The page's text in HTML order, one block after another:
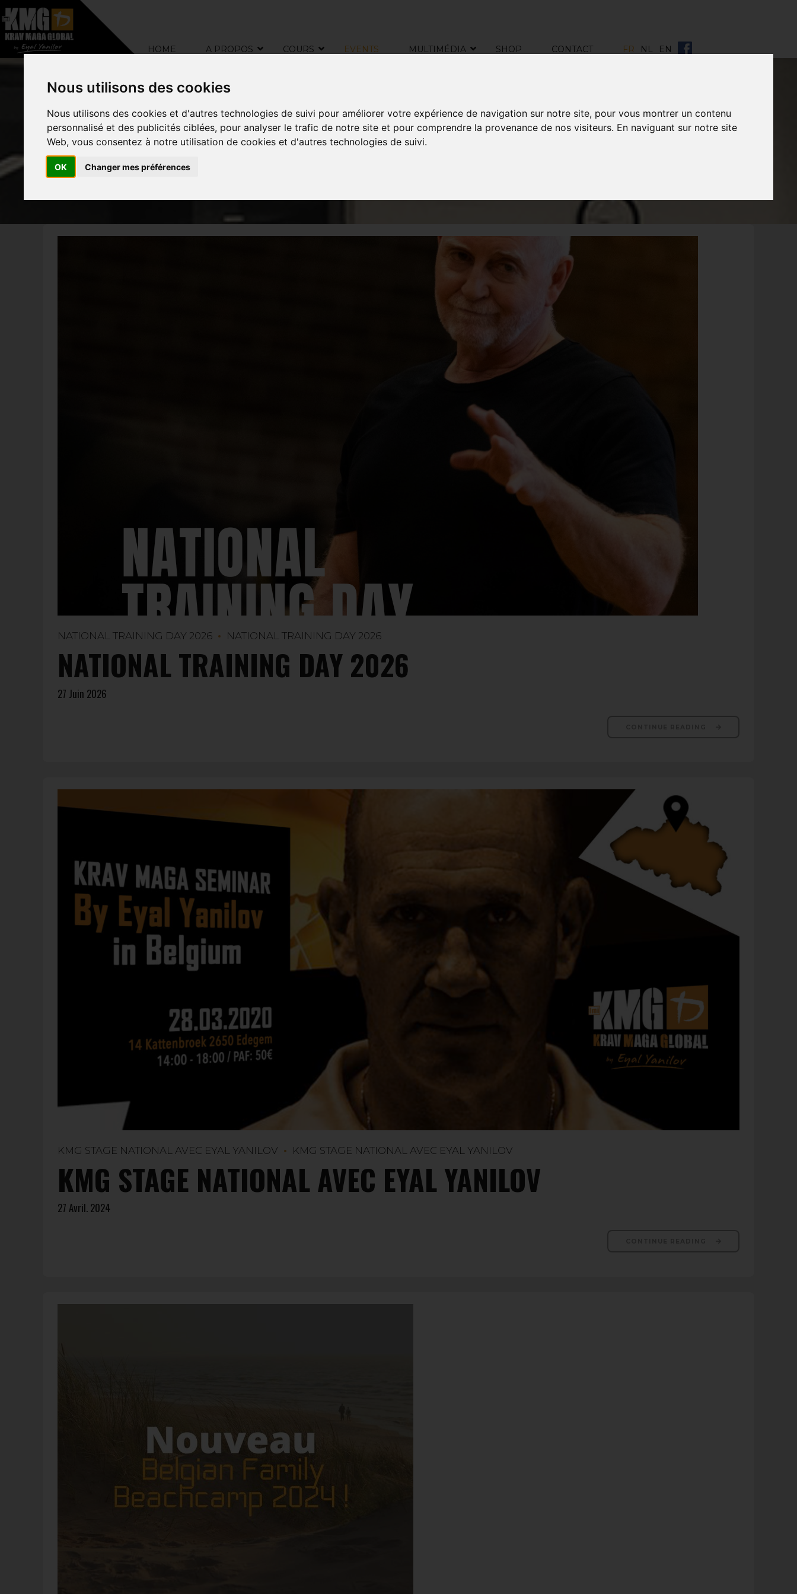
Nous utilisons des cookies
Nous utilisons des cookies et d'autres technologies de suivi pour améliorer votre expérience de navigation sur notre site, pour vous montrer un contenu
personnalisé et des publicités ciblées, pour analyser le trafic de notre site et pour comprendre la provenance de nos visiteurs. En naviguant sur notre site
Web, vous consentez à notre utilisation de cookies et d'autres technologies de suivi.
OK Changer mes préférences
HOME A PROPOS COURS EVENTS MULTIMÉDIA SHOP CONTACT FR NL EN
EVENTS
NATIONAL TRAINING DAY 2026 NATIONAL TRAINING DAY 2026
NATIONAL TRAINING DAY 2026
27 Juin 2026
KMG STAGE NATIONAL AVEC EYAL YANILOV KMG STAGE NATIONAL AVEC EYAL YANILOV
KMG STAGE NATIONAL AVEC EYAL YANILOV
27 Avril. 2024